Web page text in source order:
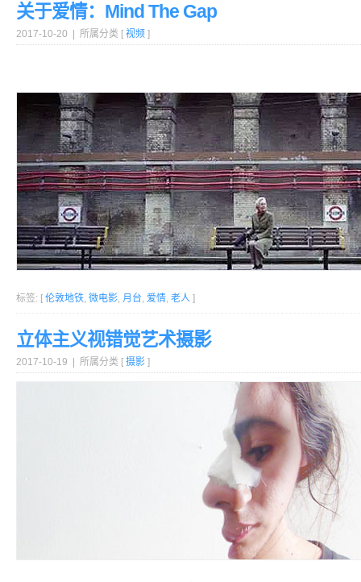
关于爱情：Mind The Gap
2017-10-20 | 所属分类 [ 视频 ]
标签: [ 伦敦地铁, 微电影, 月台, 爱情, 老人 ]
立体主义视错觉艺术摄影
2017-10-19 | 所属分类 [ 摄影 ]